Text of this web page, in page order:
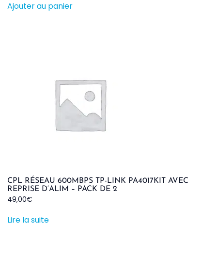
Ajouter au panier
CPL RÉSEAU 600MBPS TP-LINK PA4017KIT AVEC
REPRISE D’ALIM – PACK DE 2
49,00€
Lire la suite